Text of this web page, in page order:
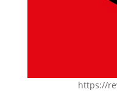
https://